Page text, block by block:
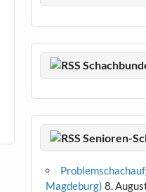
Senioren-
Magdeburg) 8.